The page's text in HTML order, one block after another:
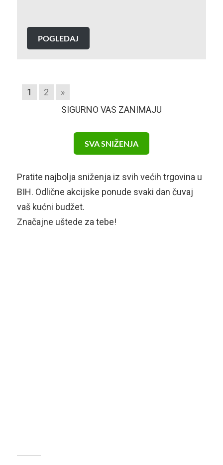
POGLEDAJ
1 2
»
SIGURNO VAS ZANIMAJU
SVA SNIŽENJA
Pratite najbolja sniženja iz svih većih trgovina u
BIH. Odlične akcijske ponude svaki dan čuvaj
vaš kućni budžet.
Značajne uštede za tebe!